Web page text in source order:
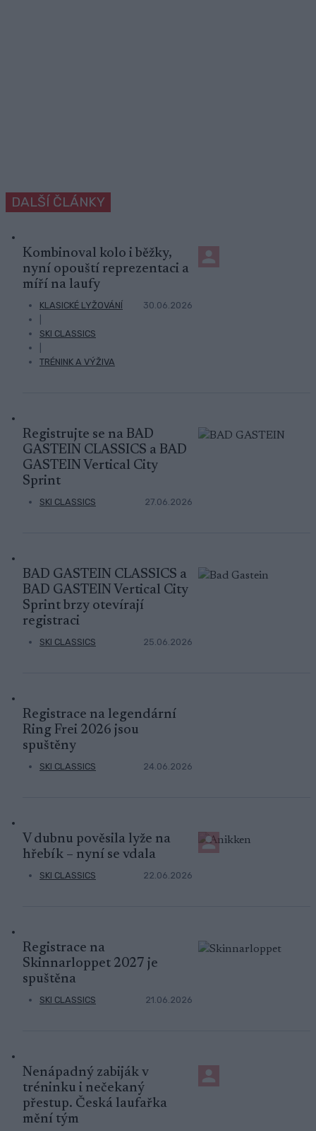
DALŠÍ ČLÁNKY
Kombinoval kolo i běžky,
nyní opouští reprezentaci a
míří na laufy
KLASICKÉ LYŽOVÁNÍ
SKI CLASSICS
TRÉNINK A VÝŽIVA
30.06.2026
Registrujte se na BAD
GASTEIN CLASSICS a BAD
GASTEIN Vertical City
Sprint
SKI CLASSICS 27.06.2026
BAD GASTEIN CLASSICS a
BAD GASTEIN Vertical City
Sprint brzy otevírají
registraci
SKI CLASSICS 25.06.2026
Registrace na legendární
Ring Frei 2026 jsou
spuštěny
SKI CLASSICS 24.06.2026
V dubnu pověsila lyže na
hřebík – nyní se vdala
SKI CLASSICS 22.06.2026
Registrace na
Skinnarloppet 2027 je
spuštěna
SKI CLASSICS 21.06.2026
Nenápadný zabiják v
tréninku i nečekaný
přestup. Česká laufařka
mění tým